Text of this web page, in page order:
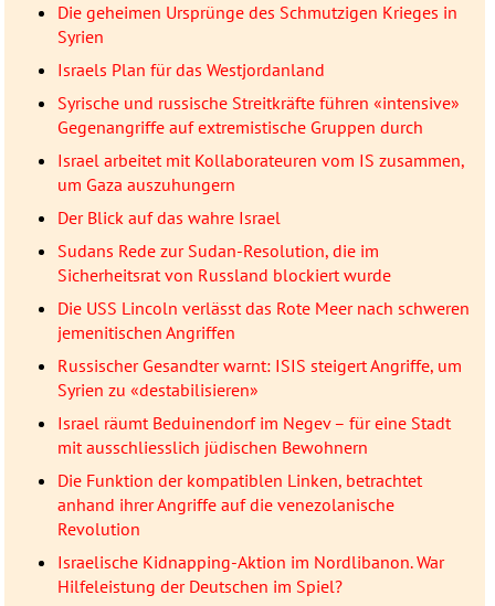
Die geheimen Ursprünge des Schmutzigen Krieges in
Syrien
Israels Plan für das Westjordanland
Syrische und russische Streitkräfte führen «intensive»
Gegenangriffe auf extremistische Gruppen durch
Israel arbeitet mit Kollaborateuren vom IS zusammen,
um Gaza auszuhungern
Der Blick auf das wahre Israel
Sudans Rede zur Sudan-Resolution, die im
Sicherheitsrat von Russland blockiert wurde
Die USS Lincoln verlässt das Rote Meer nach schweren
jemenitischen Angriffen
Russischer Gesandter warnt: ISIS steigert Angriffe, um
Syrien zu «destabilisieren»
Israel räumt Beduinendorf im Negev – für eine Stadt
mit ausschliesslich jüdischen Bewohnern
Die Funktion der kompatiblen Linken, betrachtet
anhand ihrer Angriffe auf die venezolanische
Revolution
Israelische Kidnapping-Aktion im Nordlibanon. War
Hilfeleistung der Deutschen im Spiel?